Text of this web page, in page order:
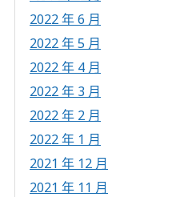
2022 年 6 月
2022 年 5 月
2022 年 4 月
2022 年 3 月
2022 年 2 月
2022 年 1 月
2021 年 12 月
2021 年 11 月